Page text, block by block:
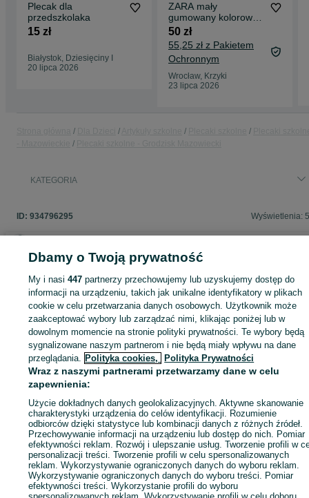
Plecak dla
przedszkolaka
15 zł
Białystok, Dziesięciny I
20 lipca 2026
ZARA mały
gumowany kolorowy
plecak plecaczek
dziecięcy Myszka Miki
50 zł
55,25 zł z Pakietem
Ochronnym
Wrocław, Krzyki
23 lipca 2026
KATEGORIA
ID: 934796295 Wyświetlenia:
Zaloguj się lub załóż konto na OLX, aby skontaktować się z
sprzedającym
Zaloguj się / Załóż konto
Kup
Dbamy o Twoją prywatność
My i nasi447 partnerzy przechowujemy lub uzyskujemy dostęp do
informacji na urządzeniu, takich jak unikalne identyfikatory w plikach
cookie w celu przetwarzania danych osobowych. Użytkownik może
zaakceptować wybory lub zarządzać nimi, klikając poniżej lub w
dowolnym momencie na stronie polityki prywatności. Te wybory będą
sygnalizowane naszym partnerom i nie będą miały wpływu na dane
przeglądania. Polityka cookies, Polityka Prywatności
Wraz z naszymi partnerami przetwarzamy dane w celu
zapewnienia:
Użycie dokładnych danych geolokalizacyjnych. Aktywne skanowanie
charakterystyki urządzenia do celów identyfikacji. Rozumienie
odbiorców dzięki statystyce lub kombinacji danych z różnych źródeł.
Przechowywanie informacji na urządzeniu lub dostęp do nich. Pomiar
efektywności reklam. Rozwój i ulepszanie usług. Tworzenie profili w
personalizacji treści. Tworzenie profili w celu spersonalizowanych
reklam. Wykorzystywanie ograniczonych danych do wyboru reklam.
Wykorzystywanie ograniczonych danych do wyboru treści. Pomiar
efektywności treści. Wykorzystanie profili do wyboru